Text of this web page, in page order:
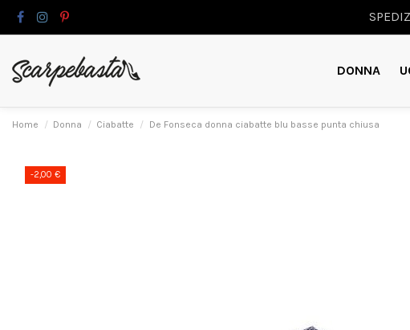
DONNA
Home Donna Ciabatte De Fonseca donna ciabatte blu basse punta chiusa
-2,00 €